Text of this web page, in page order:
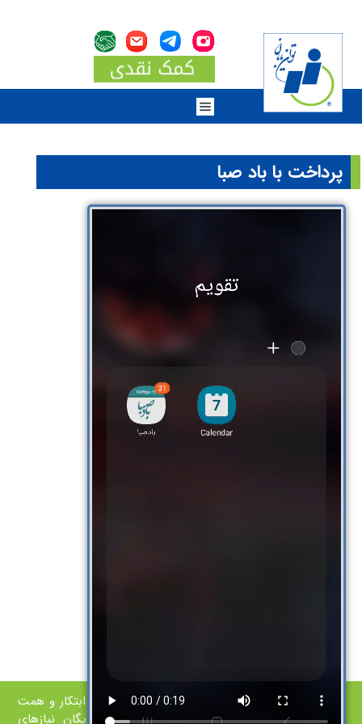
پرداخت با باد صبا
مجتمع آموزشی نیکوکاری توان‌یابان از سال ۱۳۷۷ با ابتکار و همت
جمعی از خيّرين نیک‌اندیش، به منظور تأمین رايگان نیازهای